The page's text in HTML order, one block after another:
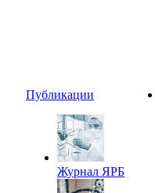
Публикации
Журнал ЯРБ